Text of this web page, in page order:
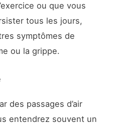
ou que vous
tous les jours,
symptômes de
ou la grippe.
des passages d’air
entendrez souvent un